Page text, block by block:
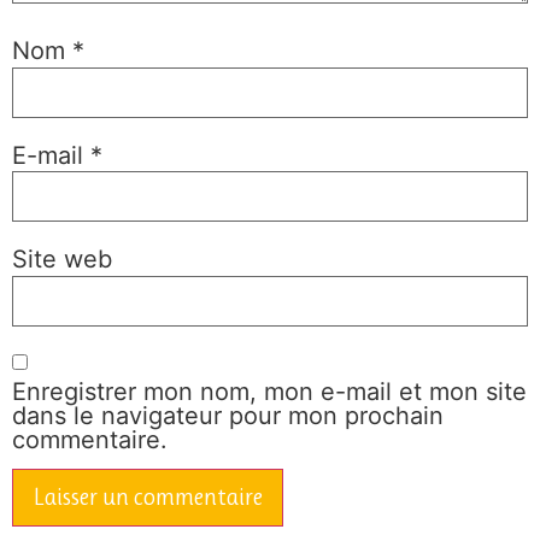
Nom *
E-mail *
Site web
Enregistrer mon nom, mon e-mail et mon site
dans le navigateur pour mon prochain
commentaire.